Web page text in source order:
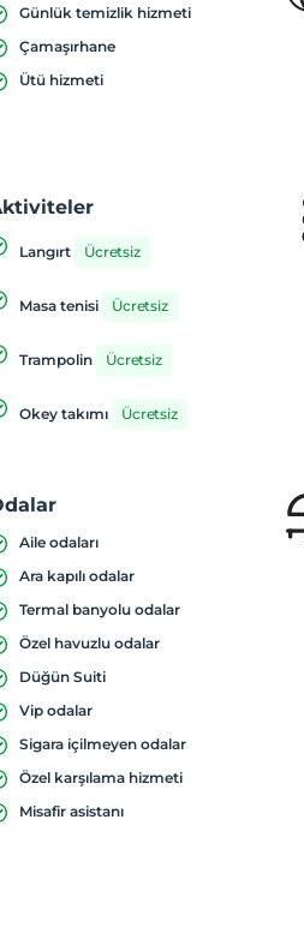
Günlük temizlik hizmeti
Çamaşırhane
Ütü hizmeti
Langırt Ücretsiz
Masa tenisi Ücretsiz
Trampolin Ücretsiz
Okey takımı Ücretsiz
Aile odaları
Ara kapılı odalar
Termal banyolu odalar
Özel havuzlu odalar
Düğün Suiti
Vip odalar
Sigara içilmeyen odalar
Özel karşılama hizmeti
Misafir asistanı